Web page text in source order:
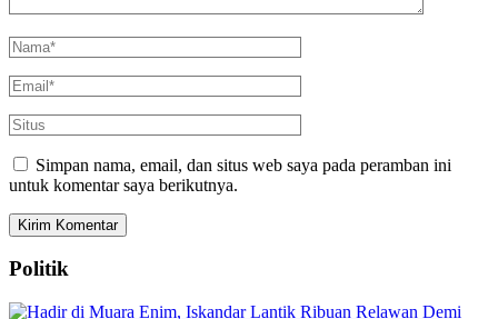
Simpan nama, email, dan situs web saya pada peramban ini
untuk komentar saya berikutnya.
Politik